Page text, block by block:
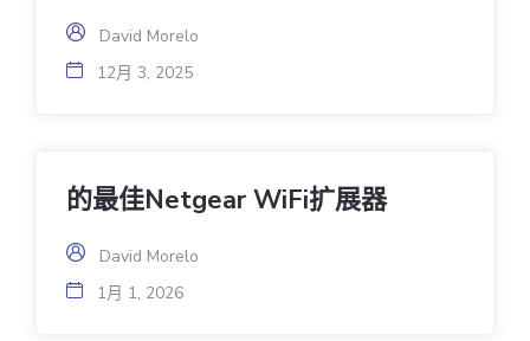
David Morelo
12月 3, 2025
的最佳Netgear WiFi扩展器
David Morelo
1月 1, 2026